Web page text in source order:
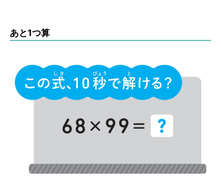
あと1つ算